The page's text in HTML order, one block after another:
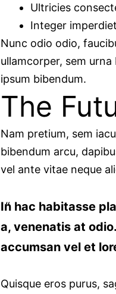
Ultricies
Integer
Nunc odio odio,
ullamcorper, sem
ipsum bibendum.
The
Nam pretium, sem
bibendum arcu,
vel ante vitae neque
In hac habitasse
a, venenatis at
accumsan vel et
Quisque eros purus,